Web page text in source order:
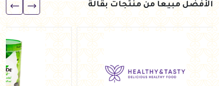
الأفضل مبيعاً من منتجات بقالة